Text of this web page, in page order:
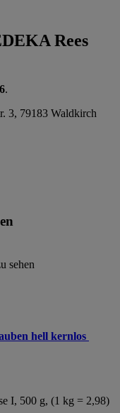
Rees
.
3, 79183 Waldkirch
sehen
hell kernlos
I, 500 g, (1 kg = 2,98)